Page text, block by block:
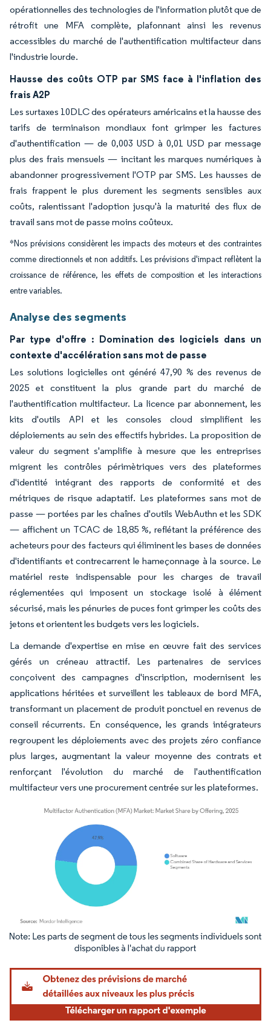
opérationnelles des technologies de l'information plutôt que de
rétrofit une MFA complète, plafonnant ainsi les revenus
accessibles du marché de l'authentification multifacteur dans
l'industrie lourde.
Hausse des coûts OTP par SMS face à l'inflation des
frais A2P
Les surtaxes 10DLC des opérateurs américains et la hausse des
tarifs de terminaison mondiaux font grimper les factures
d'authentification — de 0,003 USD à 0,01 USD par message
plus des frais mensuels — incitant les marques numériques à
abandonner progressivement l'OTP par SMS. Les hausses de
frais frappent le plus durement les segments sensibles aux
coûts, ralentissant l'adoption jusqu'à la maturité des flux de
travail sans mot de passe moins coûteux.
*Nos prévisions considèrent les impacts des moteurs et des contraintes
comme directionnels et non additifs. Les prévisions d'impact reflètent la
croissance de référence, les effets de composition et les interactions
entre variables.
Analyse des segments
Par type d'offre : Domination des logiciels dans un
contexte d'accélération sans mot de passe
Les solutions logicielles ont généré 47,90 % des revenus de
2025 et constituent la plus grande part du marché de
l'authentification multifacteur. La licence par abonnement, les
kits d'outils API et les consoles cloud simplifient les
déploiements au sein des effectifs hybrides. La proposition de
valeur du segment s'amplifie à mesure que les entreprises
migrent les contrôles périmètriques vers des plateformes
d'identité intégrant des rapports de conformité et des
métriques de risque adaptatif. Les plateformes sans mot de
passe — portées par les chaînes d'outils WebAuthn et les SDK
— affichent un TCAC de 18,85 %, reflétant la préférence des
acheteurs pour des facteurs qui éliminent les bases de données
d'identifiants et contrecarrent le hameçonnage à la source. Le
matériel reste indispensable pour les charges de travail
réglementées qui imposent un stockage isolé à élément
sécurisé, mais les pénuries de puces font grimper les coûts des
jetons et orientent les budgets vers les logiciels.
La demande d'expertise en mise en œuvre fait des services
gérés un créneau attractif. Les partenaires de services
conçoivent des campagnes d'inscription, modernisent les
applications héritées et surveillent les tableaux de bord MFA,
transformant un placement de produit ponctuel en revenus de
conseil récurrents. En conséquence, les grands intégrateurs
regroupent les déploiements avec des projets zéro confiance
plus larges, augmentant la valeur moyenne des contrats et
renforçant l'évolution du marché de l'authentification
multifacteur vers une procurement centrée sur les plateformes.
Image © Mordor Intelligence. La réutilisation nécessite une attribution sous CC BY